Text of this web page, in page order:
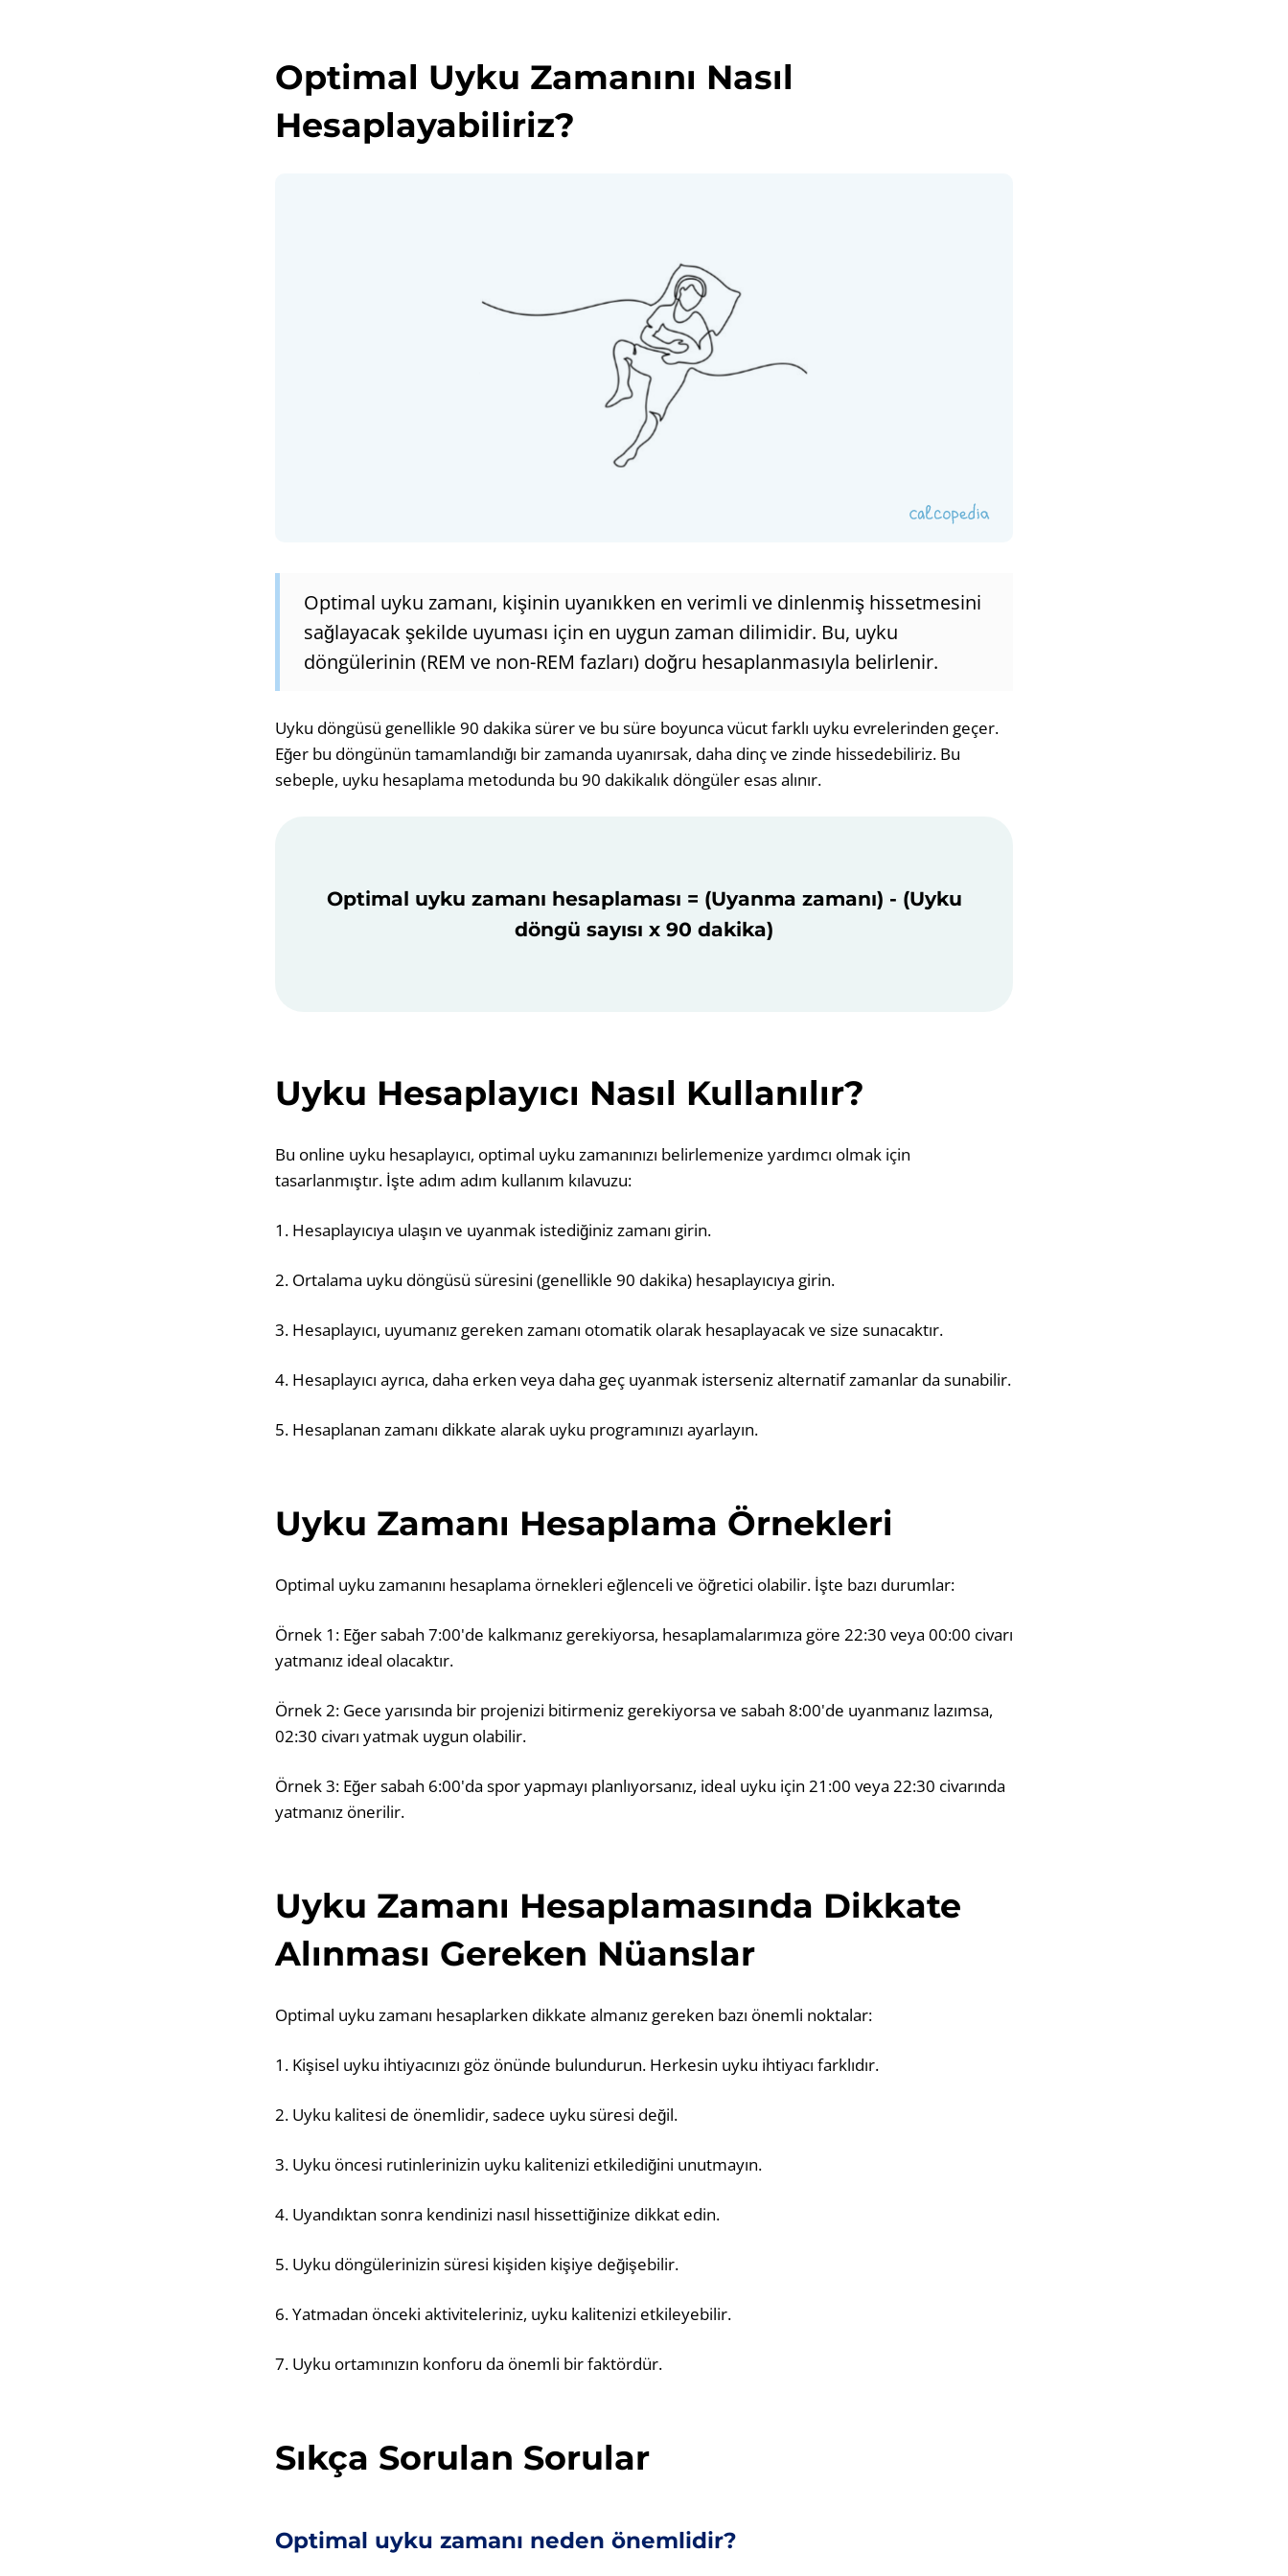
Optimal Uyku Zamanını Nasıl
Hesaplayabiliriz?
Optimal uyku zamanı, kişinin uyanıkken en verimli ve dinlenmiş hissetmesini
sağlayacak şekilde uyuması için en uygun zaman dilimidir. Bu, uyku
döngülerinin (REM ve non-REM fazları) doğru hesaplanmasıyla belirlenir.
Uyku döngüsü genellikle 90 dakika sürer ve bu süre boyunca vücut farklı uyku evrelerinden geçer.
Eğer bu döngünün tamamlandığı bir zamanda uyanırsak, daha dinç ve zinde hissedebiliriz. Bu
sebeple, uyku hesaplama metodunda bu 90 dakikalık döngüler esas alınır.
Optimal uyku zamanı hesaplaması = (Uyanma zamanı) - (Uyku
döngü sayısı x 90 dakika)
Uyku Hesaplayıcı Nasıl Kullanılır?
Bu online uyku hesaplayıcı, optimal uyku zamanınızı belirlemenize yardımcı olmak için
tasarlanmıştır. İşte adım adım kullanım kılavuzu:
1. Hesaplayıcıya ulaşın ve uyanmak istediğiniz zamanı girin.
2. Ortalama uyku döngüsü süresini (genellikle 90 dakika) hesaplayıcıya girin.
3. Hesaplayıcı, uyumanız gereken zamanı otomatik olarak hesaplayacak ve size sunacaktır.
4. Hesaplayıcı ayrıca, daha erken veya daha geç uyanmak isterseniz alternatif zamanlar da sunabilir.
5. Hesaplanan zamanı dikkate alarak uyku programınızı ayarlayın.
Uyku Zamanı Hesaplama Örnekleri
Optimal uyku zamanını hesaplama örnekleri eğlenceli ve öğretici olabilir. İşte bazı durumlar:
Örnek 1: Eğer sabah 7:00'de kalkmanız gerekiyorsa, hesaplamalarımıza göre 22:30 veya 00:00 civarı
yatmanız ideal olacaktır.
Örnek 2: Gece yarısında bir projenizi bitirmeniz gerekiyorsa ve sabah 8:00'de uyanmanız lazımsa,
02:30 civarı yatmak uygun olabilir.
Örnek 3: Eğer sabah 6:00'da spor yapmayı planlıyorsanız, ideal uyku için 21:00 veya 22:30 civarında
yatmanız önerilir.
Uyku Zamanı Hesaplamasında Dikkate
Alınması Gereken Nüanslar
Optimal uyku zamanı hesaplarken dikkate almanız gereken bazı önemli noktalar:
1. Kişisel uyku ihtiyacınızı göz önünde bulundurun. Herkesin uyku ihtiyacı farklıdır.
2. Uyku kalitesi de önemlidir, sadece uyku süresi değil.
3. Uyku öncesi rutinlerinizin uyku kalitenizi etkilediğini unutmayın.
4. Uyandıktan sonra kendinizi nasıl hissettiğinize dikkat edin.
5. Uyku döngülerinizin süresi kişiden kişiye değişebilir.
6. Yatmadan önceki aktiviteleriniz, uyku kalitenizi etkileyebilir.
7. Uyku ortamınızın konforu da önemli bir faktördür.
Sıkça Sorulan Sorular
Optimal uyku zamanı neden önemlidir?